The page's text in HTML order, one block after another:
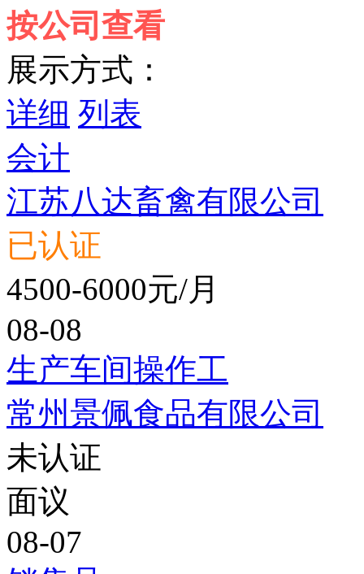
按公司查看
展示方式：
详细 列表
会计
江苏八达畜禽有限公司
已认证
4500-6000元/月
08-08
生产车间操作工
常州景佩食品有限公司
未认证
面议
08-07